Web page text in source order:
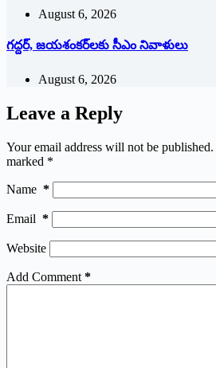
August 6, 2026
గద్దర్, జయశంకర్‌లకు సీఎం నివాళులు
August 6, 2026
Leave a Reply
Your email address will not be published.
marked *
Name *
Email *
Website
Add Comment *